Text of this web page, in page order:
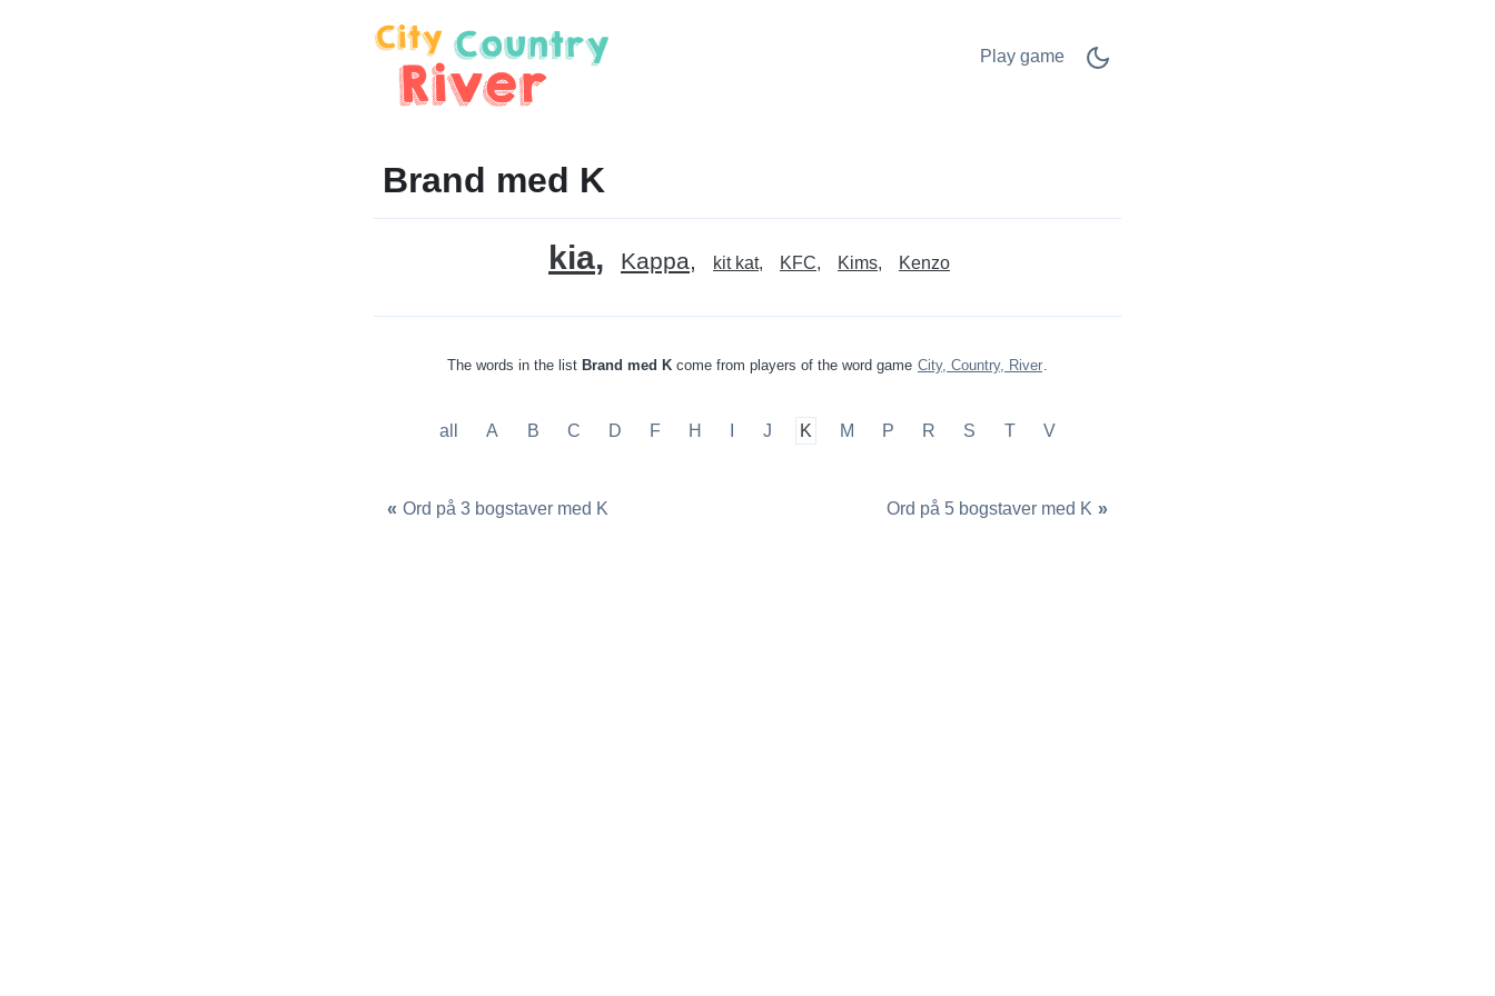
Play game
Brand med K
kia Kappa kit kat KFC Kims Kenzo
The words in the list Brand med K come from players of the word game City, Country, River.
all A B C D F H J K M P R S T V
« Ord på 3 bogstaver med K Ord på 5 bogstaver med K »